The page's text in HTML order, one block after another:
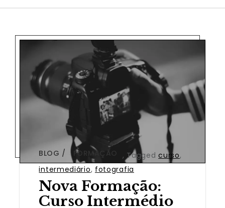
BLOG ,
FORMAÇÃO Taggedcurso,
intermediário, fotografia
Nova Formação:
Curso Intermédio